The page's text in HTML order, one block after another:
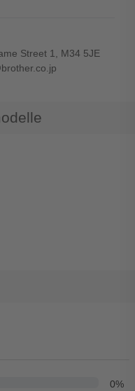
Street 1, M34 5JE
0%